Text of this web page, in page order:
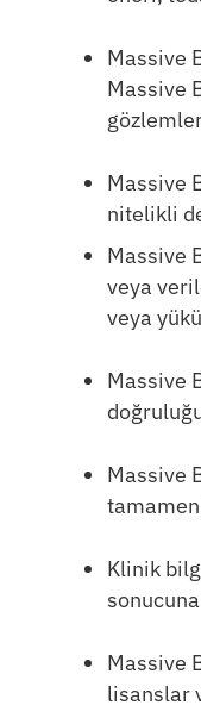
Massive
Massive
Massive
nitelikli
Massive
veya
veya
Massive
Massive
Klinik
Massive
lisanslar